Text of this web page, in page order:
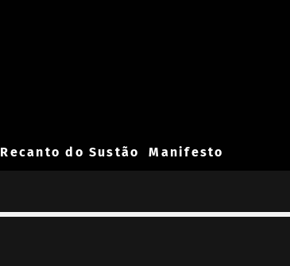
Recanto do Sustão Manifesto